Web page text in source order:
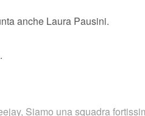
anche Laura Pausini.
, Siamo una squadra